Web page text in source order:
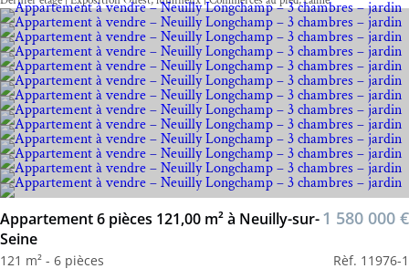
Appartement 6 pièces 121,00 m² à Neuilly-sur-
Seine
1 580 000 €
121 m² - 6 pièces
Rèf. 11976-1